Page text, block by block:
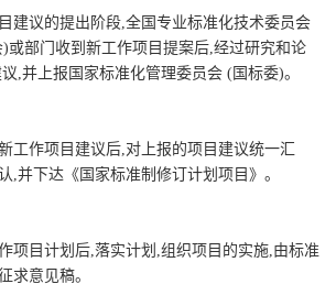
建议的提出阶段,全国专业标准化技术委员会
或部门收到新工作项目提案后,经过研究和论
,并上报国家标准化管理委员会 (国标委)。
工作项目建议后,对上报的项目建议统一汇
,并下达《国家标准制修订计划项目》。
项目计划后,落实计划,组织项目的实施,由标准
求意见稿。